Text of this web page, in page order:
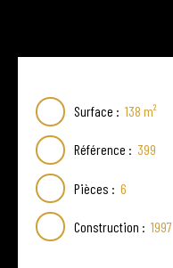
Surface : 138m²
Référence : 399
Pièces : 6
Construction : 1997